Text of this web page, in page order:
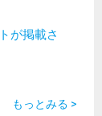
が掲載さ
もっとみる >